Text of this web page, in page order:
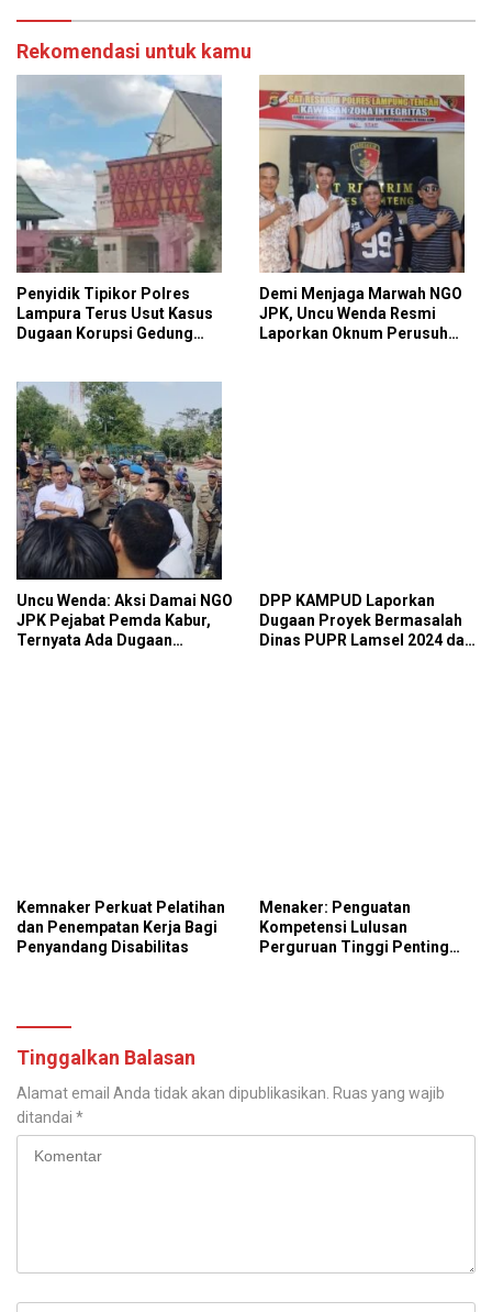
Rekomendasi untuk kamu
Penyidik Tipikor Polres
Lampura Terus Usut Kasus
Dugaan Korupsi Gedung
Demi Menjaga Marwah NGO
JPK, Uncu Wenda Resmi
Laporkan Oknum Perusuh
Uncu Wenda: Aksi Damai NGO
JPK Pejabat Pemda Kabur,
Ternyata Ada Dugaan
DPP KAMPUD Laporkan
Dugaan Proyek Bermasalah
Dinas PUPR Lamsel 2024 dan
Kemnaker Perkuat Pelatihan
dan Penempatan Kerja Bagi
Penyandang Disabilitas
Menaker: Penguatan
Kompetensi Lulusan
Perguruan Tinggi Penting
Tinggalkan Balasan
Alamat email Anda tidak akan dipublikasikan. Ruas yang wajib
ditandai *